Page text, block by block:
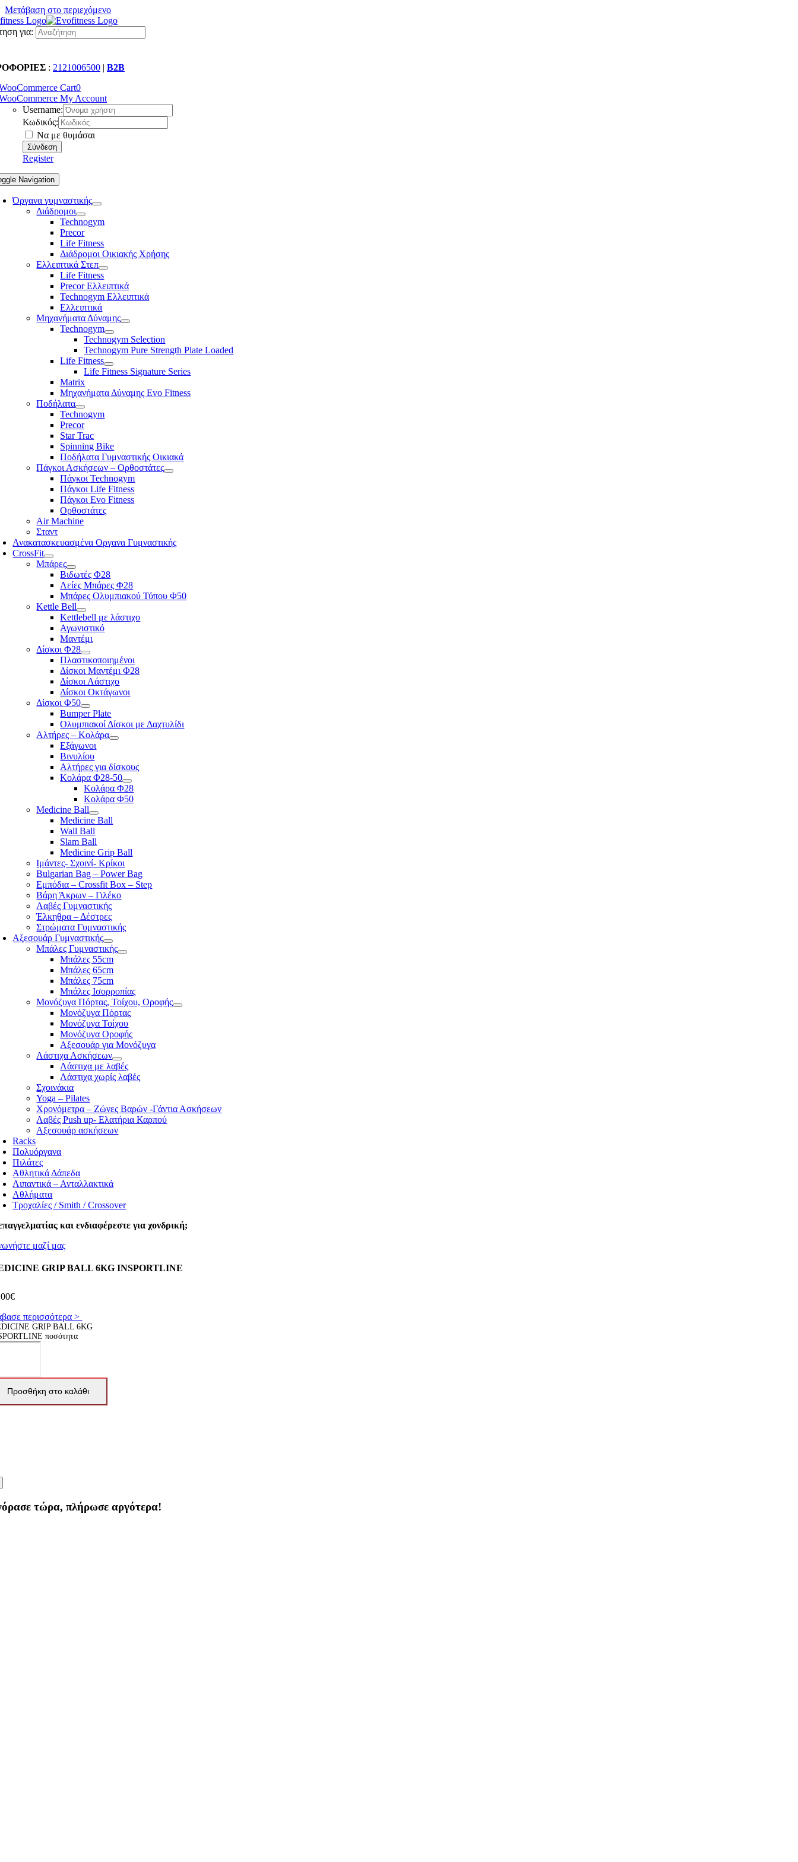
Μετάβαση στο περιεχόμενο
για:
: 2121006500 | B2B
Cart0
My Account
Username:
Κωδικός:
Να με θυμάσαι
Register
Navigation
Όργανα γυμναστικής
Διάδρομοι
Technogym
Precor
Life Fitness
Διάδρομοι Οικιακής Χρήσης
Ελλειπτικά Στεπ
Life Fitness
Precor Ελλειπτικά
Technogym Ελλειπτικά
Ελλειπτικά
Μηχανήματα Δύναμης
Technogym
Technogym Selection
Technogym Pure Strength Plate Loaded
Life Fitness
Life Fitness Signature Series
Matrix
Μηχανήματα Δύναμης Evo Fitness
Ποδήλατα
Technogym
Precor
Star Trac
Spinning Bike
Ποδήλατα Γυμναστικής Οικιακά
Πάγκοι Ασκήσεων – Ορθοστάτες
Πάγκοι Technogym
Πάγκοι Life Fitness
Πάγκοι Evo Fitness
Ορθοστάτες
Air Machine
Σταντ
Ανακατασκευασμένα Οργανα Γυμναστικής
CrossFit
Μπάρες
Βιδωτές Φ28
Λείες Μπάρες Φ28
Μπάρες Ολυμπιακού Τύπου Φ50
Kettle Bell
Kettlebell με λάστιχο
Αγωνιστικό
Μαντέμι
Δίσκοι Φ28
Πλαστικοποιημένοι
Δίσκοι Μαντέμι Φ28
Δίσκοι Λάστιχο
Δίσκοι Οκτάγωνοι
Δίσκοι Φ50
Bumper Plate
Ολυμπιακοί Δίσκοι με Δαχτυλίδι
Αλτήρες – Κολάρα
Εξάγωνοι
Βινυλίου
Αλτήρες για δίσκους
Κολάρα Φ28-50
Κολάρα Φ28
Κολάρα Φ50
Medicine Ball
Medicine Ball
Wall Ball
Slam Ball
Medicine Grip Ball
Ιμάντες- Σχοινί- Κρίκοι
Bulgarian Bag – Power Bag
Εμπόδια – Crossfit Box – Step
Βάρη Άκρων – Γιλέκο
Λαβές Γυμναστικής
Έλκηθρα – Δέστρες
Στρώματα Γυμναστικής
Αξεσουάρ Γυμναστικής
Μπάλες Γυμναστικής
Μπάλες 55cm
Μπάλες 65cm
Μπάλες 75cm
Μπάλες Ισορροπίας
Μονόζυγα Πόρτας, Τοίχου, Οροφής
Μονόζυγα Πόρτας
Μονόζυγα Τοίχου
Μονόζυγα Οροφής
Αξεσουάρ για Μονόζυγα
Λάστιχα Ασκήσεων
Λάστιχα με λαβές
Λάστιχα χωρίς λαβές
Σχοινάκια
Yoga – Pilates
Χρονόμετρα – Ζώνες Βαρών -Γάντια Ασκήσεων
Λαβές Push up- Ελατήρια Καρπού
Αξεσουάρ ασκήσεων
Racks
Πολυόργανα
Πιλάτες
Αθλητικά Δάπεδα
Λιπαντικά – Ανταλλακτικά
Αθλήματα
Τροχαλίες / Smith / Crossover
και ενδιαφέρεστε για χονδρική;
μαζί μας
GRIP BALL 6KG INSPORTLINE
€
περισσότερα >
GRIP BALL 6KG
ποσότητα
Προσθήκη στο καλάθι
τώρα, πλήρωσε αργότερα!